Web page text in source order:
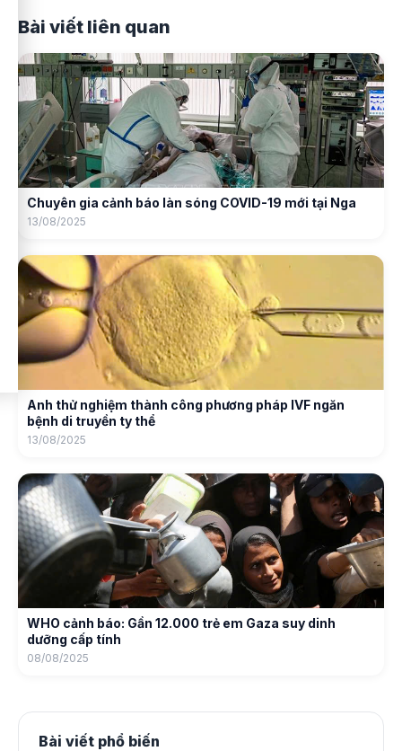
Bài viết liên quan
Chuyên gia cảnh báo làn sóng COVID-19 mới tại Nga
13/08/2025
Anh thử nghiệm thành công phương pháp IVF ngăn
bệnh di truyền ty thể
13/08/2025
WHO cảnh báo: Gần 12.000 trẻ em Gaza suy dinh
dưỡng cấp tính
08/08/2025
Bài viết phổ biến